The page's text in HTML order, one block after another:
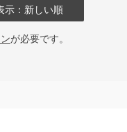
示：新しい順
が必要です。